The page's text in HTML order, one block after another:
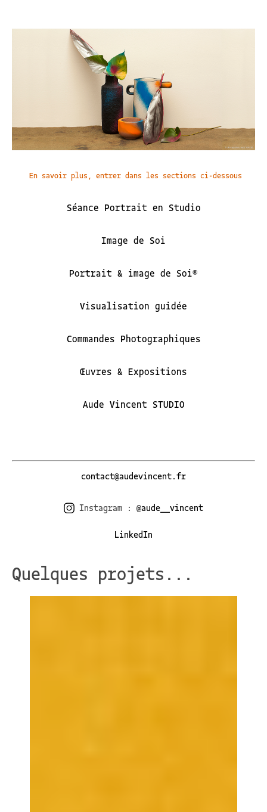
En savoir plus, entrer dans les sections ci-dessous
Séance Portrait en Studio
Image de Soi
Portrait & image de Soi®
Visualisation guidée
Commandes Photographiques
Œuvres & Expositions
Aude Vincent STUDIO
contact@audevincent.fr
Instagram : @aude__vincent
LinkedIn
Quelques projets...